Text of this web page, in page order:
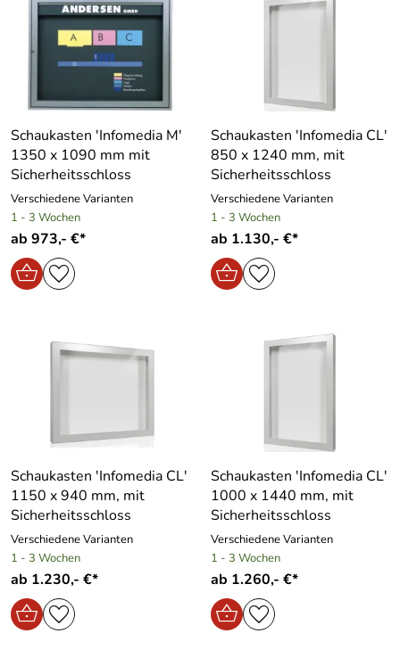
Schaukasten ′Infomedia M′
1350 x 1090 mm mit
Sicherheitsschloss
Verschiedene Varianten
1 - 3 Wochen
ab 973,- €*
Schaukasten ′Infomedia CL′
850 x 1240 mm, mit
Sicherheitsschloss
Verschiedene Varianten
1 - 3 Wochen
ab 1.130,- €*
Schaukasten ′Infomedia CL′
1150 x 940 mm, mit
Sicherheitsschloss
Verschiedene Varianten
1 - 3 Wochen
ab 1.230,- €*
Schaukasten ′Infomedia CL′
1000 x 1440 mm, mit
Sicherheitsschloss
Verschiedene Varianten
1 - 3 Wochen
ab 1.260,- €*